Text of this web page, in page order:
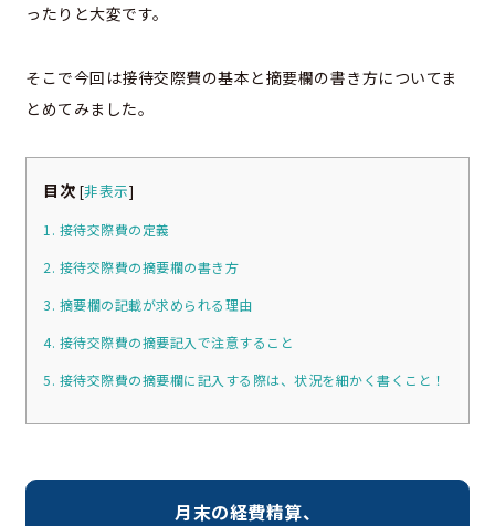
ったりと大変です。
そこで今回は接待交際費の基本と摘要欄の書き方についてま
とめてみました。
目次 [非表示]
1. 接待交際費の定義
2. 接待交際費の摘要欄の書き方
3. 摘要欄の記載が求められる理由
4. 接待交際費の摘要記入で注意すること
5. 接待交際費の摘要欄に記入する際は、状況を細かく書くこと！
月末の経費精算、